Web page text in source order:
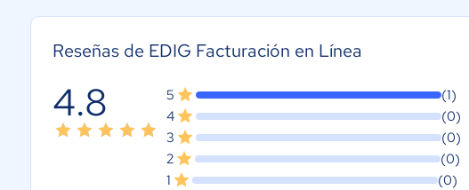
Reseñas de EDIG Facturación en Línea
4.8 5
(1)
4
(0)
3
(0)
2
(0)
1
(0)